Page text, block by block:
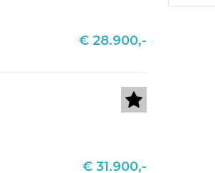
€ 28.900,-
€ 31.900,-